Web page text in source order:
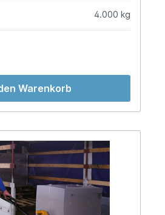
4.000 kg
Warenkorb